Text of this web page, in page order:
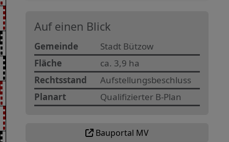
Auf einen Blick
Gemeinde
Stadt Bützow
Fläche
ca. 3,9 ha
Rechtsstand
Aufstellungsbeschluss
Planart
Qualifizierter B-Plan
Bauportal MV